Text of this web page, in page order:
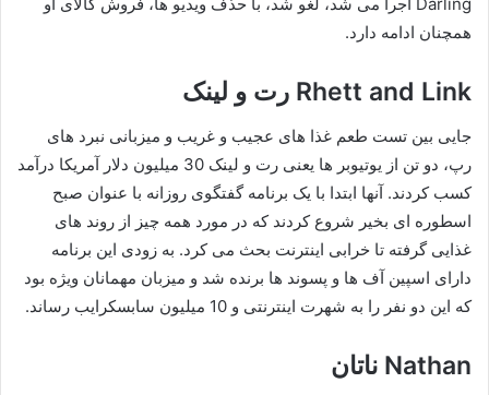
همچنان ادامه دارد.
Rhett and Link رت و لینک
جایی بین تست طعم غذا های عجیب و غریب و میزبانی نبرد های
رپ، دو تن از یوتیوبر ها یعنی رت و لینک 30 میلیون دلار آمریکا درآمد
کسب کردند. آنها ابتدا با یک برنامه گفتگوی روزانه با عنوان صبح
اسطوره ای بخیر شروع کردند که در مورد همه چیز از روند های
غذایی گرفته تا خرابی اینترنت بحث می کرد. به زودی این برنامه
دارای اسپین آف ها و پسوند ها برنده شد و میزبان مهمانان ویژه بود
که این دو نفر را به شهرت اینترنتی و 10 میلیون سابسکرایب رساند.
Nathan ناتان